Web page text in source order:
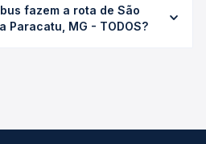
exata de cada opção na data
- TODOS custa em média R$
data da viagem, a empresa, o
fazem a rota de São
Paracatu, MG - TODOS?